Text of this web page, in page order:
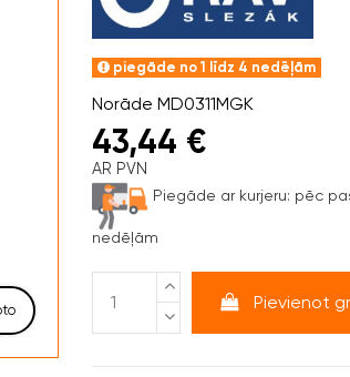
piegāde no 1 līdz 4 nedēļām
Norāde MD0311MGK
43,44 €
AR PVN
Piegāde ar kurjeru: pēc
nedēļām
Pievienot